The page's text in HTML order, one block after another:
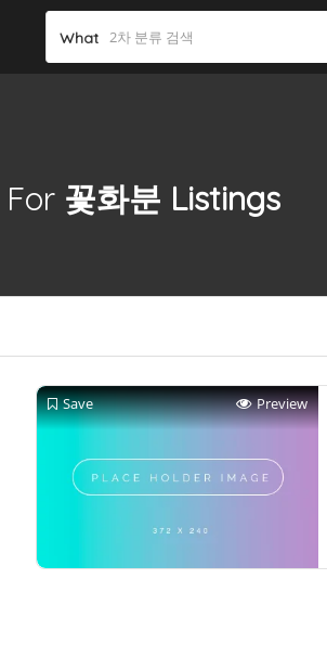
What
꽃화분 Listings
Save Preview